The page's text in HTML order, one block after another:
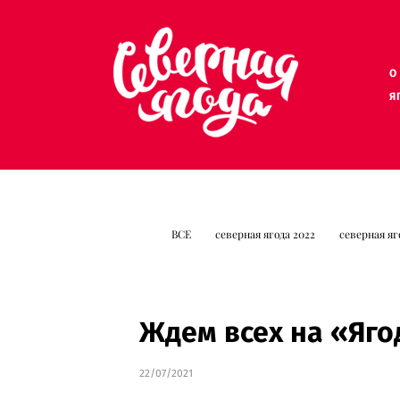
О
О
ВСЕ северная ягода 2022 северная
Ждем всех на
22/07/2021